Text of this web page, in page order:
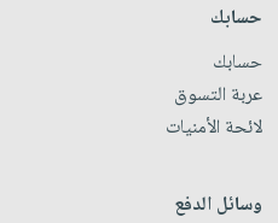
حسابك
حسابك
عربة التسوق
لائحة الأمنيات
وسائل الدفع